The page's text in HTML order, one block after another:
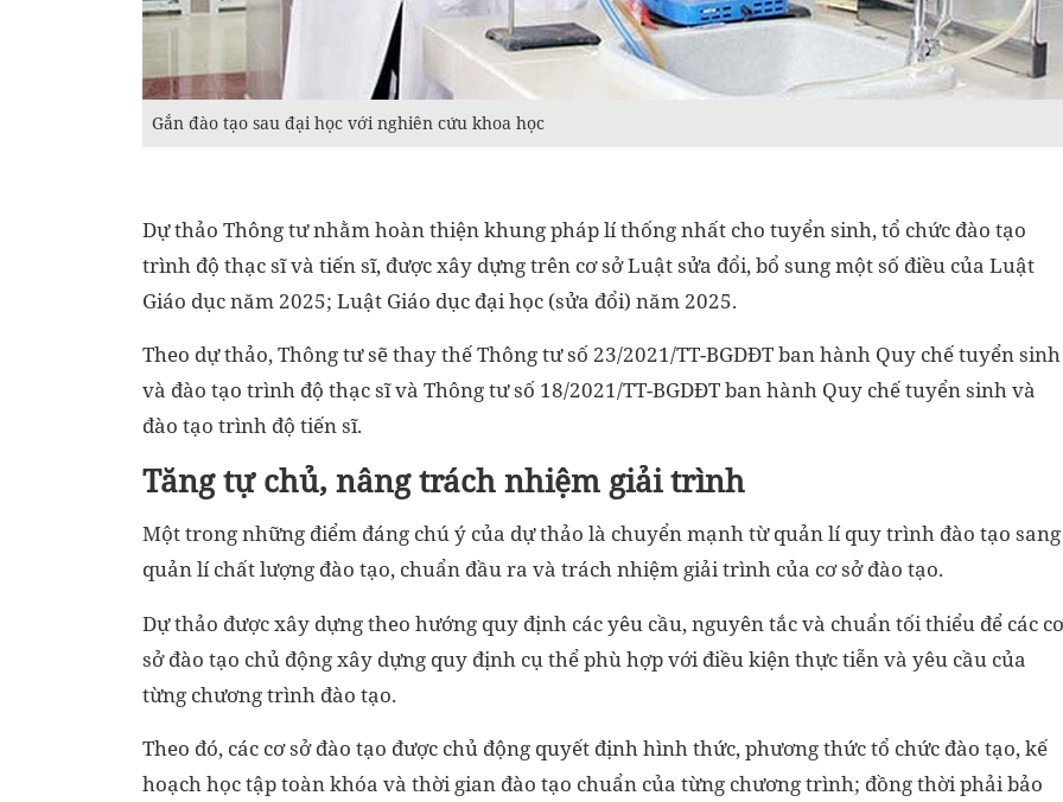
Gắn đào tạo sau đại học với nghiên cứu khoa học
Dự thảo Thông tư nhằm hoàn thiện khung pháp lí thống nhất cho tuyển sinh, tổ chức đào tạo
trình độ thạc sĩ và tiến sĩ, được xây dựng trên cơ sở Luật sửa đổi, bổ sung một số điều của Luật
Giáo dục năm 2025; Luật Giáo dục đại học (sửa đổi) năm 2025.
Theo dự thảo, Thông tư sẽ thay thế Thông tư số 23/2021/TT-BGDĐT ban hành Quy chế tuyển sinh
và đào tạo trình độ thạc sĩ và Thông tư số 18/2021/TT-BGDĐT ban hành Quy chế tuyển sinh và
đào tạo trình độ tiến sĩ.
Tăng tự chủ, nâng trách nhiệm giải trình
Một trong những điểm đáng chú ý của dự thảo là chuyển mạnh từ quản lí quy trình đào tạo sang
quản lí chất lượng đào tạo, chuẩn đầu ra và trách nhiệm giải trình của cơ sở đào tạo.
Dự thảo được xây dựng theo hướng quy định các yêu cầu, nguyên tắc và chuẩn tối thiểu để các cơ
sở đào tạo chủ động xây dựng quy định cụ thể phù hợp với điều kiện thực tiễn và yêu cầu của
từng chương trình đào tạo.
Theo đó, các cơ sở đào tạo được chủ động quyết định hình thức, phương thức tổ chức đào tạo, kế
hoạch học tập toàn khóa và thời gian đào tạo chuẩn của từng chương trình; đồng thời phải bảo